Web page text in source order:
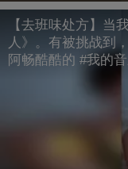
【去班味处方】当
人》。有被挑战到
阿畅酷酷的 #我的